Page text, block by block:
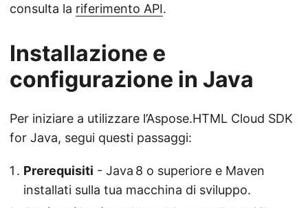
consulta la riferimento API.
Installazione e
configurazione in Java
Per iniziare a utilizzare l’Aspose.HTML Cloud SDK
for Java, segui questi passaggi:
Prerequisiti - Java 8 o superiore e Maven
installati sulla tua macchina di sviluppo.